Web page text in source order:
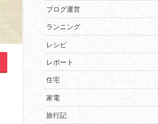
ブログ運営
ランニング
レシピ
レポート
住宅
家電
旅行記